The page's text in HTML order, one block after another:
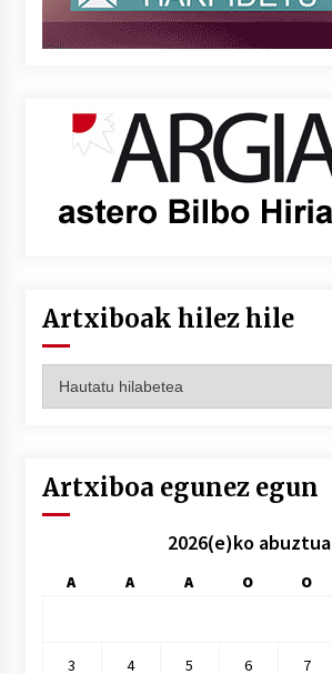
Artxiboak hilez hile
hilez
Artxiboa egunez egun
2026(e)ko abuztua
A A A O O
3 4 5 6 7